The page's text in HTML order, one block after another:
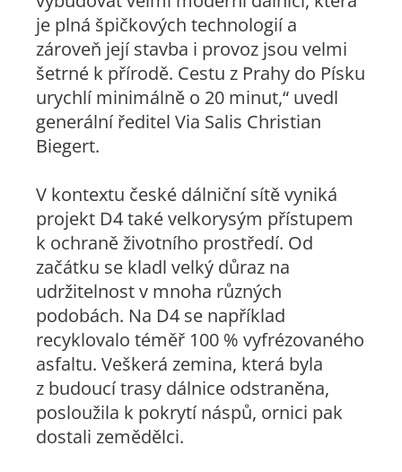
je plná špičkových technologií a
zároveň její stavba i provoz jsou velmi
šetrné k přírodě. Cestu z Prahy do Písku
urychlí minimálně o 20 minut,“ uvedl
generální ředitel Via Salis Christian
Biegert.
V kontextu české dálniční sítě vyniká
projekt D4 také velkorysým přístupem
k ochraně životního prostředí. Od
začátku se kladl velký důraz na
udržitelnost v mnoha různých
podobách. Na D4 se například
recyklovalo téměř 100 % vyfrézovaného
asfaltu. Veškerá zemina, která byla
z budoucí trasy dálnice odstraněna,
posloužila k pokrytí náspů, ornici pak
dostali zemědělci.